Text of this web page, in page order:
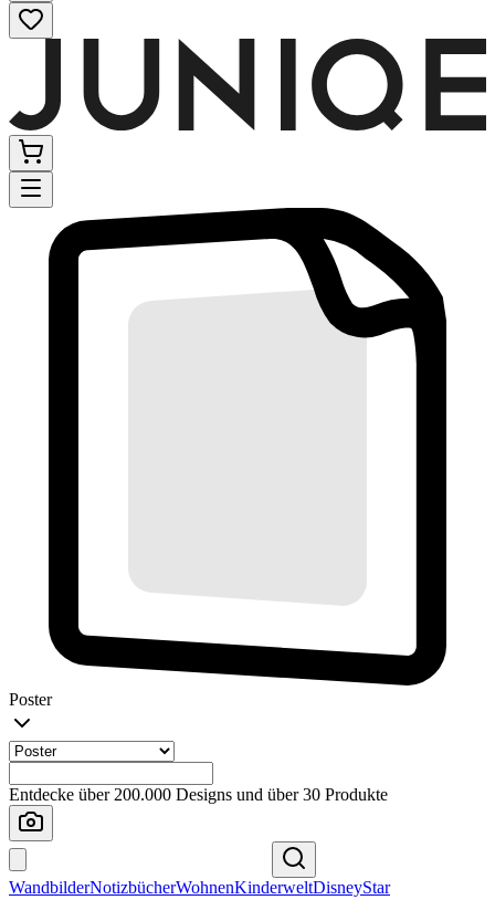
Poster
Entdecke über 200.000 Designs und über 30 Produkte
WandbilderNotizbücherWohnenKinderweltDisneyStar